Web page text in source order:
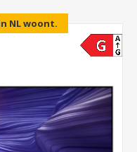
NL woont.